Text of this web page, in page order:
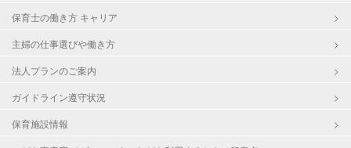
保育士の働き方 キャリア
主婦の仕事選びや働き方
法人プランのご案内
ガイドライン遵守状況
保育施設情報